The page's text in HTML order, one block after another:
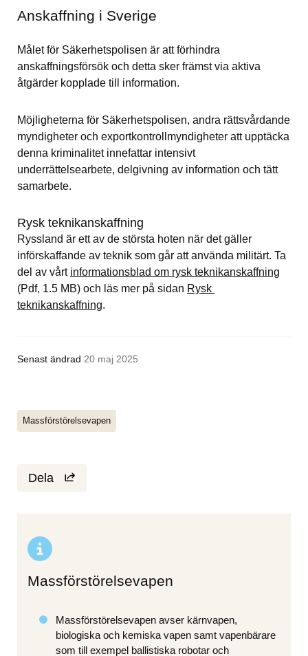
Anskaffning i Sverige
Målet för Säkerhetspolisen är att förhindra
anskaffningsförsök och detta sker främst via aktiva
åtgärder kopplade till information.
Möjligheterna för Säkerhetspolisen, andra rättsvårdande
myndigheter och exportkontrollmyndigheter att upptäcka
denna kriminalitet innefattar intensivt
underrättelsearbete, delgivning av information och tätt
samarbete.
Rysk teknikanskaffning
Ryssland är ett av de största hoten när det gäller
införskaffande av teknik som går att använda militärt. Ta
del av vårt informationsblad om rysk teknikanskaffning
(Pdf, 1.5 MB) och läs mer på sidan Rysk
teknikanskaffning.
Senast ändrad 20 maj 2025
Massförstörelsevapen
Dela
Massförstörelsevapen
Massförstörelsevapen avser kärnvapen,
biologiska och kemiska vapen samt vapenbärare
som till exempel ballistiska robotar och